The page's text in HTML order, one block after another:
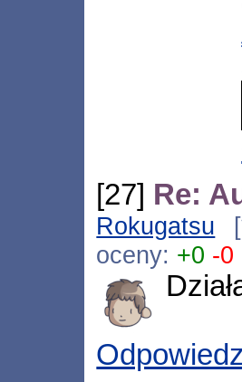
[27] Re:
Rokugatsu
oceny: +0 -0
Odpowiedz